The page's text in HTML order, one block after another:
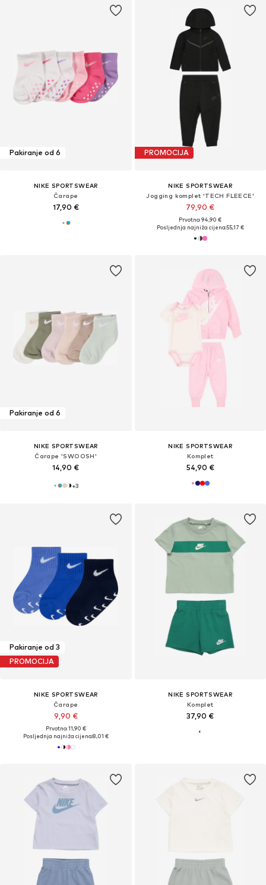
Pakiranje od 6
NIKE SPORTSWEAR
Čarape
17,90 €
PROMOCIJA
NIKE SPORTSWEAR
Jogging komplet 'TECH FLEECE'
79,90 €
Prvotno: 94,90 €
Posljednja najniža cijena:55,17 €
Pakiranje od 6
NIKE SPORTSWEAR
Čarape 'SWOOSH'
14,90 €
+3
NIKE SPORTSWEAR
Komplet
54,90 €
Pakiranje od 3
PROMOCIJA
NIKE SPORTSWEAR
Čarape
9,90 €
Prvotno: 11,90 €
Posljednja najniža cijena:8,01 €
NIKE SPORTSWEAR
Komplet
37,90 €